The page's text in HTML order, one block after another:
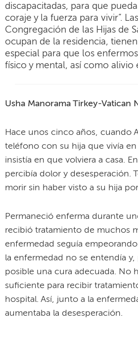
discapacitadas, para que
coraje y la fuerza para vivir”.
Congregación de las Hijas de
ocupan de la residencia,
especial para que los
físico y mental, así como alivio
Usha Manorama Tirkey-Vatican
Hace unos cinco años, cuando
teléfono con su hija que vivía en
insistía en que volviera a casa.
percibía dolor y desesperación.
morir sin haber visto a su hija
Permaneció enferma durante
recibió tratamiento de muchos
enfermedad seguía
la enfermedad no se entendía
posible una cura adecuada. No
suficiente para recibir
hospital. Así, junto a la
aumentaba la desesperación.